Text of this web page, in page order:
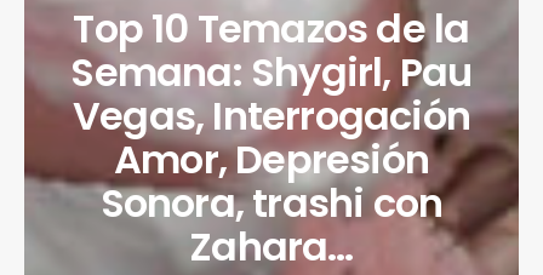
Top 10 Temazos de la
Semana: Shygirl, Pau
Vegas, Interrogación
Amor, Depresión
Sonora, trashi con
Zahara…